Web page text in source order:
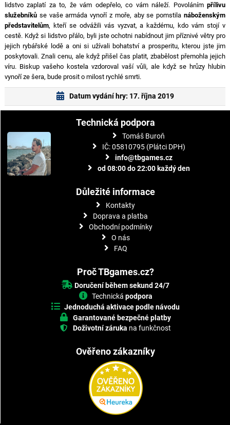
lidstvo zaplatí za to, že vám odepřelo, co vám náleží. Povolánímpřílivu
služebníkůse vaše armáda vynoří z moře, aby se pomstilanáboženským
představitelům, kteří se odvážili vás vyzvat, a každému, kdo vám stojí v
cestě. Když si lidstvo přálo, byli jste ochotni nabídnout jim příznivé větry pro
jejich rybářské lodě a oni si užívali bohatství a prosperitu, kterou jste jim
poskytovali. Znali cenu, ale když přišel čas platit, zbabělost přemohla jejich
víru. Biskup vašeho kostela vzdoroval vaší vůli, ale když se hrůzy hlubin
vynoří ze šera, bude prosit o milost rychlé smrti.
Datum vydání hry: 17. října 2019
Technická podpora
Tomáš Buroň
IČ: 05810795 (Plátci DPH)
info@tbgames.cz
od 08:00 do 22:00 každý den
Důležité informace
Kontakty
Doprava a platba
Obchodní podmínky
O nás
FAQ
Proč TBgames.cz?
Doručení během sekund 24/7
Technická podpora
Jednoduchá aktivace podle návodu
Garantované bezpečné platby
Doživotní záruka na funkčnost
Ověřeno zákazníky